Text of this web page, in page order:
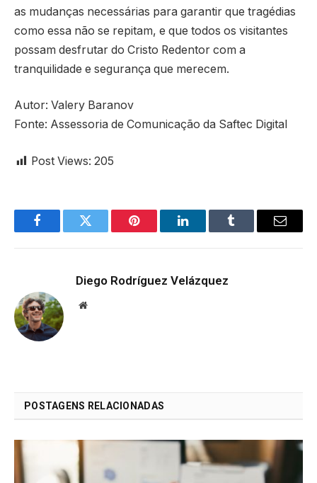
as mudanças necessárias para garantir que tragédias
como essa não se repitam, e que todos os visitantes
possam desfrutar do Cristo Redentor com a
tranquilidade e segurança que merecem.
Autor: Valery Baranov
Fonte: Assessoria de Comunicação da Saftec Digital
Post Views: 205
FacebookTwitter Pinterest LinkedInTumblr Email
Diego Rodríguez Velázquez
Website
POSTAGENS RELACIONADAS